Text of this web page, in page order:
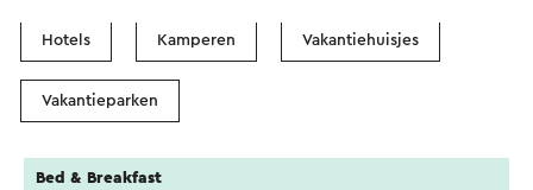
Hotels Kamperen Vakantiehuisjes
Vakantieparken
Bed & Breakfast